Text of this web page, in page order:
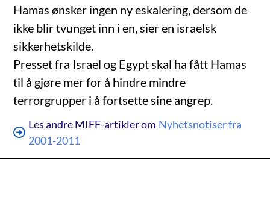
Hamas ønsker ingen ny eskalering, dersom de
ikke blir tvunget inn i en, sier en israelsk
sikkerhetskilde.
Presset fra Israel og Egypt skal ha fått Hamas
til å gjøre mer for å hindre mindre
terrorgrupper i å fortsette sine angrep.
Les andre MIFF-artikler om Nyhetsnotiser fra
2001-2011